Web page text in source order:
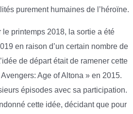
purement humaines de l’héroïne.
le printemps 2018, la sortie a été
en raison d’un certain nombre de
de départ était de ramener cette
Age of Altona » en 2015.
épisodes avec sa participation.
cette idée, décidant que pour